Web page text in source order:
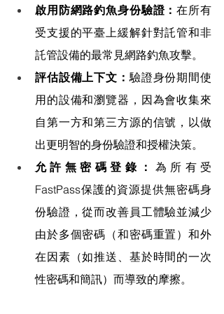
啟用防網路釣魚身份驗證：在所有
受支援的平臺上緩解針對託管和非
託管設備的最常見網路釣魚攻擊。
評估設備上下文：驗證身份期間使
用的設備和瀏覽器，因為會收集來
自第一方和第三方源的信號，以做
出更明智的身份驗證和授權決策。
允許無密碼登錄： 為所有受
FastPass保護的資源提供無密碼身
份驗證，從而改善員工體驗並減少
由於多個密碼（和密碼重置）和外
在因素（如推送、基於時間的一次
性密碼和簡訊）而導致的摩擦。